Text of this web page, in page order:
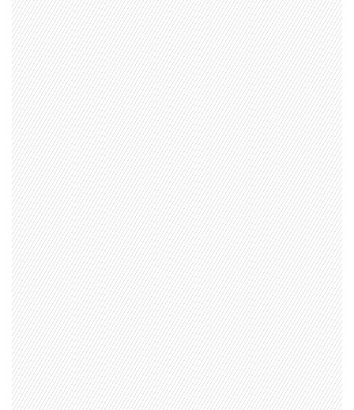
1997 — 2026
© PRISA MEDIA CORP SPA.
Producción musical Cadena Ser, España 2026.
CONTACTO COMERCIAL
Aviso legal
Política de privacidad|Política de Cookies
Configuración de Cookies
Valores Pautas publicitarias Presidenciales 2025